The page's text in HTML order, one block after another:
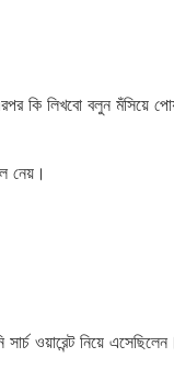
কি লিখবো বলুন মঁসিয়ে
নেয়।
ওয়ারেন্ট নিয়ে